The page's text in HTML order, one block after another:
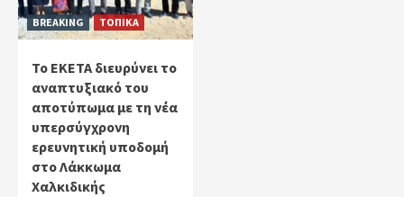
BREAKING ΤΟΠΙΚΑ
Το ΕΚΕΤΑ διευρύνει το
αναπτυξιακό του
αποτύπωμα με τη νέα
υπερσύγχρονη
ερευνητική υποδομή
στο Λάκκωμα
Χαλκιδικής